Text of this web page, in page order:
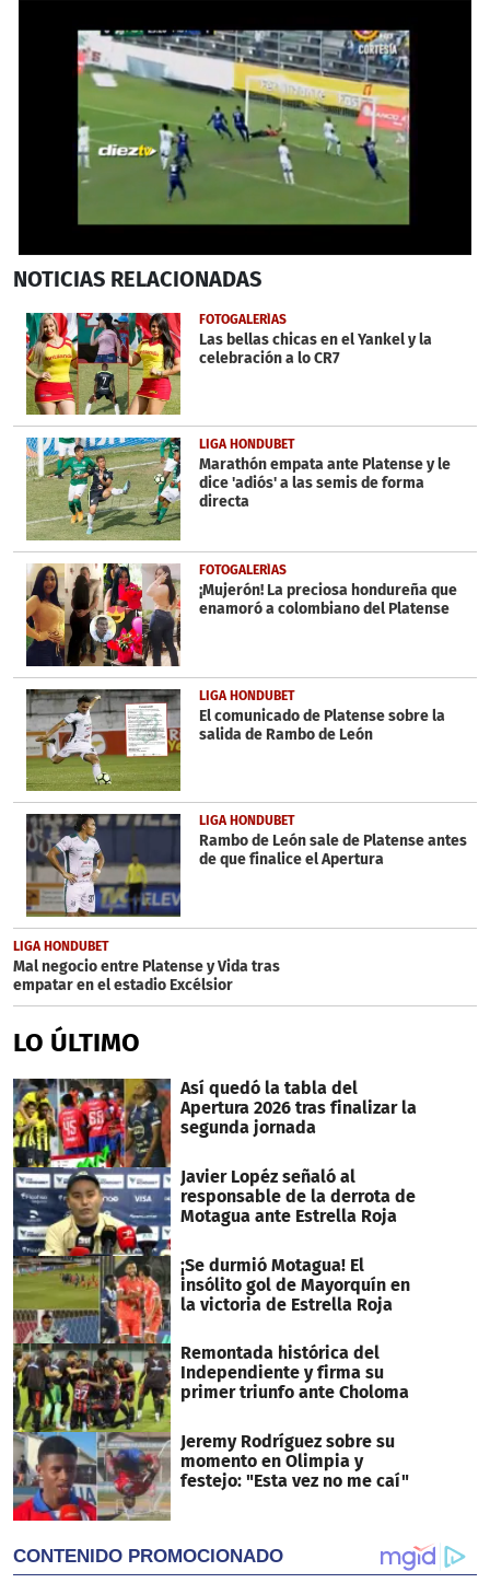
seconds
1
minute,
13
seconds
NOTICIAS RELACIONADAS
FOTOGALERÍAS
Las bellas chicas en el Yankel y la
celebración a lo CR7
LIGA HONDUBET
Marathón empata ante Platense y le
dice 'adiós' a las semis de forma
directa
FOTOGALERÍAS
¡Mujerón! La preciosa hondureña que
enamoró a colombiano del Platense
LIGA HONDUBET
El comunicado de Platense sobre la
salida de Rambo de León
LIGA HONDUBET
Rambo de León sale de Platense antes
de que finalice el Apertura
LIGA HONDUBET
Mal negocio entre Platense y Vida tras
empatar en el estadio Excélsior
LO ÚLTIMO
Así quedó la tabla del
Apertura 2026 tras finalizar la
segunda jornada
Javier Lopéz señaló al
responsable de la derrota de
Motagua ante Estrella Roja
¡Se durmió Motagua! El
insólito gol de Mayorquín en
la victoria de Estrella Roja
Remontada histórica del
Independiente y firma su
primer triunfo ante Choloma
Jeremy Rodríguez sobre su
momento en Olimpia y
festejo: "Esta vez no me caí"